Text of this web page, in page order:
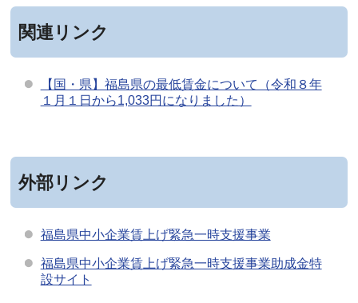
関連リンク
【国・県】福島県の最低賃金について（令和８年
１月１日から1,033円になりました）
外部リンク
福島県中小企業賃上げ緊急一時支援事業
福島県中小企業賃上げ緊急一時支援事業助成金特
設サイト